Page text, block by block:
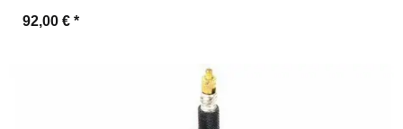
92,00 € *